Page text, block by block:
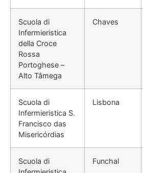
Scuola di
Infermieristica
della Croce
Rossa
Portoghese –
Alto Tâmega
Chaves
Scuola di
Infermieristica S.
Francisco das
Misericórdias
Lisbona
Scuola di
Funchal